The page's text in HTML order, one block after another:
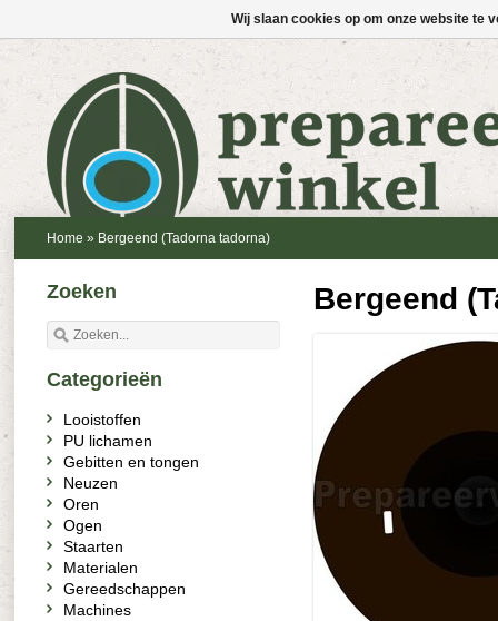
Home » Bergeend (Tadorna tadorna)
Bergeend
Zoeken
Categorieën
Looistoffen
PU lichamen
Gebitten en tongen
Neuzen
Oren
Ogen
Staarten
Materialen
Gereedschappen
Machines
Wij slaan cookies op om onze website te